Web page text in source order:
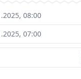
08:00
07:00